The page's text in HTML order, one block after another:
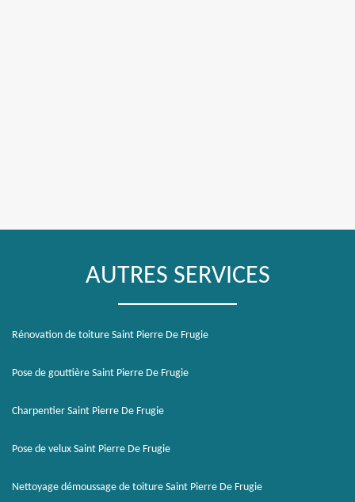
AUTRES SERVICES
Rénovation de toiture Saint Pierre De Frugie
Pose de gouttière Saint Pierre De Frugie
Charpentier Saint Pierre De Frugie
Pose de velux Saint Pierre De Frugie
Nettoyage démoussage de toiture Saint Pierre De Frugie